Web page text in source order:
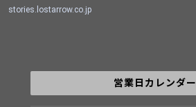
stories.lostarrow.co.jp
営業日カレンダー